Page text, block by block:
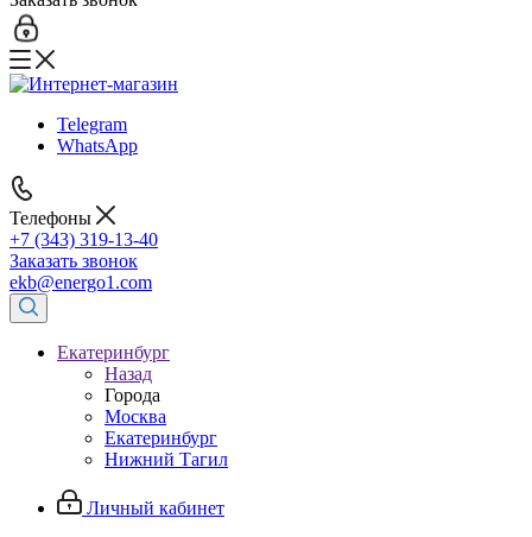
Telegram
WhatsApp
Телефоны
+7 (343) 319-13-40
Заказать звонок
ekb@energo1.com
Екатеринбург
Назад
Города
Москва
Екатеринбург
Нижний Тагил
Личный кабинет